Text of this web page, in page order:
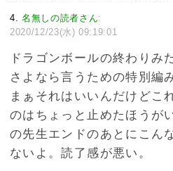
4 名無しの読者さん:
2020/12/23(水) 09:19:01
ドラゴンボールの終わりみ
さよなら言うための特別編
まぁそれはいいんだけどこ
のはちょっと止めたほうが
の先生エンドのあとにこん
ないよ。読了感が悪い。